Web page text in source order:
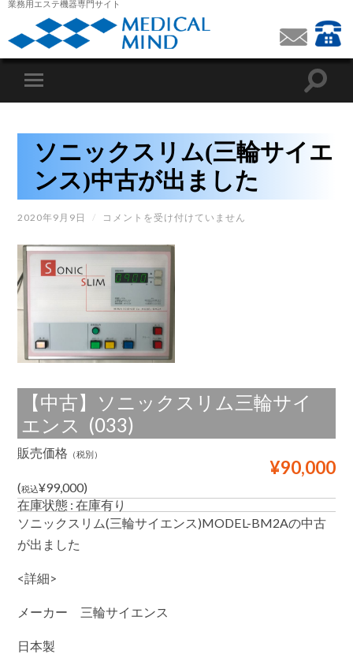
業務用エステ機器専門サイト
ソニックスリム(三輪サイエ
ンス)中古が出ました
2020年9月9日 /
ソ
ッ
ク
ス
リ
(三
輪
サ
イ
エ
ス)
中
古
が
は
コメントを受け付けていません
【中古】ソニックスリム三輪サイ
エンス (033)
販売価格 （税別）
¥90,000
(税込¥99,000)
在庫状態 : 在庫有り
ソニックスリム(三輪サイエンス)MODEL-BM2Aの中古
が出ました
<詳細>
メーカー 三輪サイエンス
日本製